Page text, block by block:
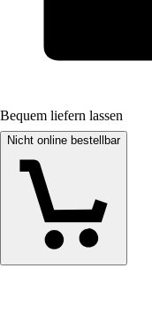
Bequem liefern lassen
Nicht online bestellbar